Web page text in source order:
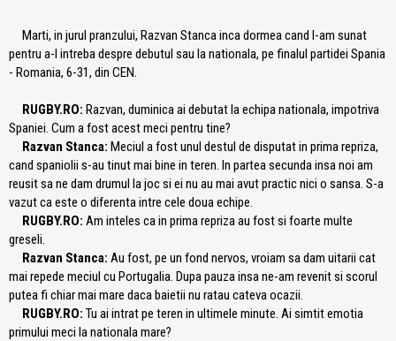
Marti, in jurul pranzului, Razvan Stanca inca dormea cand l-am sunat
pentru a-l intreba despre debutul sau la nationala, pe finalul partidei Spania
- Romania, 6-31, din CEN.
RUGBY.RO: Razvan, duminica ai debutat la echipa nationala, impotriva
Spaniei. Cum a fost acest meci pentru tine?
Razvan Stanca: Meciul a fost unul destul de disputat in prima repriza,
cand spaniolii s-au tinut mai bine in teren. In partea secunda insa noi am
reusit sa ne dam drumul la joc si ei nu au mai avut practic nici o sansa. S-a
vazut ca este o diferenta intre cele doua echipe.
RUGBY.RO: Am inteles ca in prima repriza au fost si foarte multe
greseli.
Razvan Stanca: Au fost, pe un fond nervos, vroiam sa dam uitarii cat
mai repede meciul cu Portugalia. Dupa pauza insa ne-am revenit si scorul
putea fi chiar mai mare daca baietii nu ratau cateva ocazii.
RUGBY.RO: Tu ai intrat pe teren in ultimele minute. Ai simtit emotia
primului meci la nationala mare?